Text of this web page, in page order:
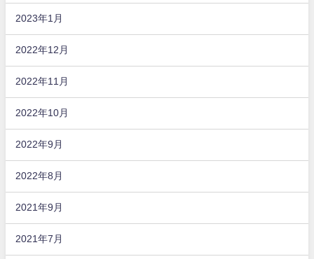
2023年1月
2022年12月
2022年11月
2022年10月
2022年9月
2022年8月
2021年9月
2021年7月